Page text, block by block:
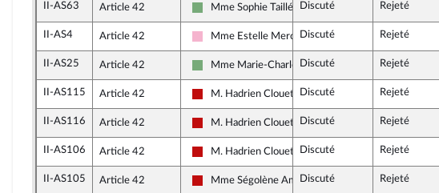
II-AS63 Article 42
Écologiste et Social
Mme Sophie Taillé-Polian
Discuté Rejeté
II-AS4 Article 42
Socialistes et apparentés
Mme Estelle MercierDiscuté Rejeté
II-AS25 Article 42
Écologiste et Social
Mme Marie-Charlotte Garin
Discuté Rejeté
II-AS115 Article 42
La France insoumise - Nouveau Front Populaire
M. Hadrien Clouet Discuté Rejeté
II-AS116 Article 42
La France insoumise - Nouveau Front Populaire
M. Hadrien Clouet Discuté Rejeté
II-AS106 Article 42
La France insoumise - Nouveau Front Populaire
M. Hadrien Clouet Discuté Rejeté
II-AS105 Article 42
La France insoumise - Nouveau Front Populaire
Mme Ségolène AmiotDiscuté Rejeté